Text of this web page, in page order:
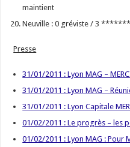
maintient
Neuville : 0 gréviste / 3 *******
Presse
31/01/2011 : Lyon MAG –
31/01/2011 : Lyon MAG –
31/01/2011 : Lyon Capitale
01/02/2011 : Le progrès – les
01/02/2011 : Lyon MAG : Pour